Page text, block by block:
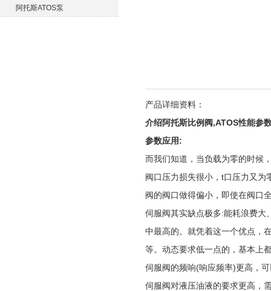
阿托斯ATOS泵
产品详细资料：
介绍阿托斯比例阀,ATOS性能参
参数应用:
而我们知道，当负载为零的时候
阀口压力损失很小，t口压力又为
阀的阀口做得偏小，即使在阀口
伺服阀其实缺点极多:能耗浪费大
中最高的。就凭着这一个优点，
等。动态要求低一点的，基本上
伺服阀的频响(响应频率)更高，
伺服阀对液压油液的要求更高，